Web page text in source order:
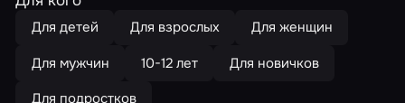
Для детей Для взрослых
Для женщин
Для мужчин
10-12 лет
Для новичков
Для подростков